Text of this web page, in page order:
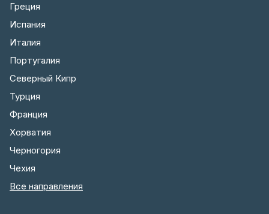
Греция
Испания
Италия
Португалия
Северный Кипр
Турция
Франция
Хорватия
Черногория
Чехия
Все направления